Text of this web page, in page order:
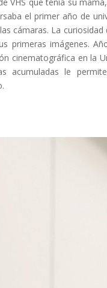
el primer año de
cámaras. La
primeras imágenes.
cinematográfica en la
acumuladas le